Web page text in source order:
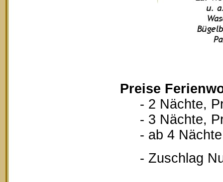
Preise
- 2 Nächte,
- 3 Nächte,
- ab 4 Nächte,
- Zuschlag